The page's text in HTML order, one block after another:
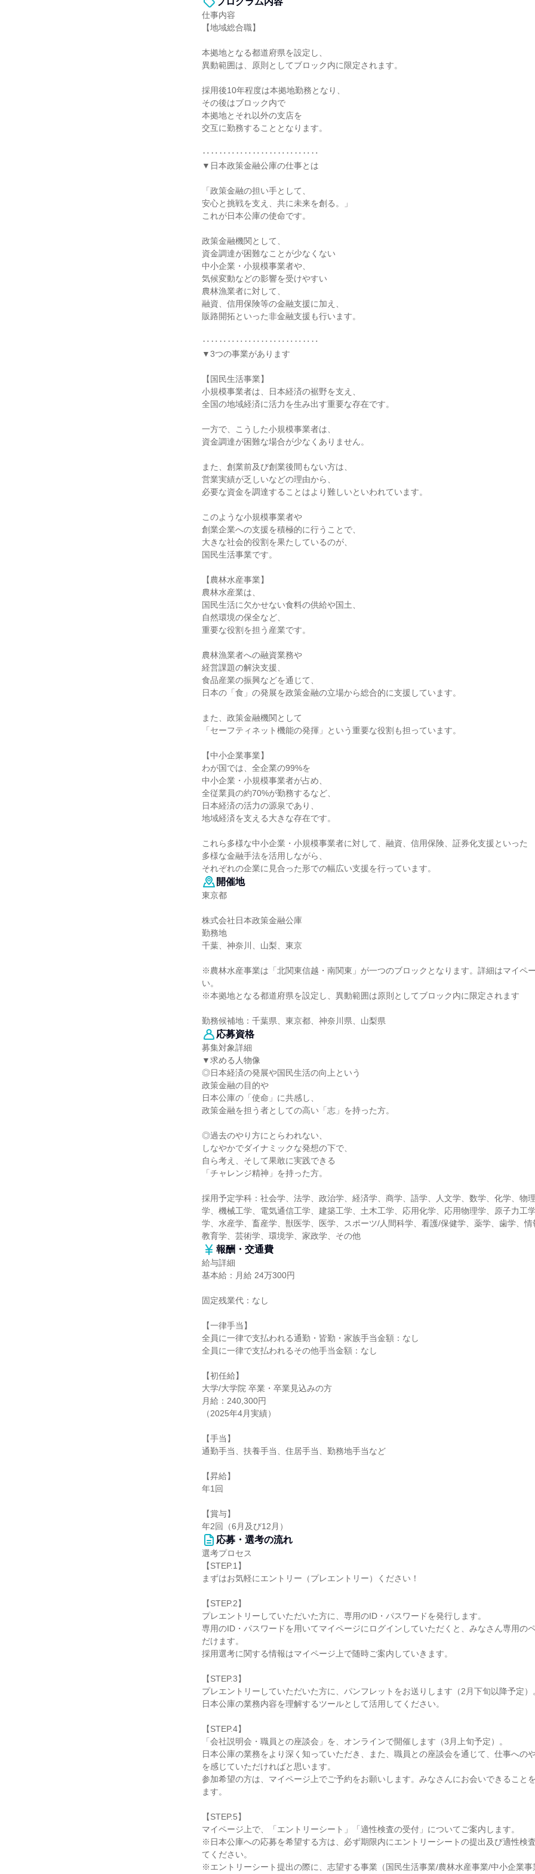
仕事内容
【地域総合職】
本拠地となる都道府県を設定し、
異動範囲は、原則としてブロック内に限定されます。
採用後10年程度は本拠地勤務となり、
その後はブロック内で
本拠地とそれ以外の支店を
交互に勤務することとなります。
‥‥‥‥‥‥‥‥‥‥‥‥‥‥
▼日本政策金融公庫の仕事とは
「政策金融の担い手として、
安心と挑戦を支え、共に未来を創る。」
これが日本公庫の使命です。
政策金融機関として、
資金調達が困難なことが少なくない
中小企業・小規模事業者や、
気候変動などの影響を受けやすい
農林漁業者に対して、
融資、信用保険等の金融支援に加え、
販路開拓といった非金融支援も行います。
‥‥‥‥‥‥‥‥‥‥‥‥‥‥
▼3つの事業があります
【国民生活事業】
小規模事業者は、日本経済の裾野を支え、
全国の地域経済に活力を生み出す重要な存在です。
一方で、こうした小規模事業者は、
資金調達が困難な場合が少なくありません。
また、創業前及び創業後間もない方は、
営業実績が乏しいなどの理由から、
必要な資金を調達することはより難しいといわれています。
このような小規模事業者や
創業企業への支援を積極的に行うことで、
大きな社会的役割を果たしているのが、
国民生活事業です。
【農林水産事業】
農林水産業は、
国民生活に欠かせない食料の供給や国土、
自然環境の保全など、
重要な役割を担う産業です。
農林漁業者への融資業務や
経営課題の解決支援、
食品産業の振興などを通じて、
日本の「食」の発展を政策金融の立場から総合的に支援しています。
また、政策金融機関として
「セーフティネット機能の発揮」という重要な役割も担っています。
【中小企業事業】
わが国では、全企業の99%を
中小企業・小規模事業者が占め、
全従業員の約70%が勤務するなど、
日本経済の活力の源泉であり、
地域経済を支える大きな存在です。
これら多様な中小企業・小規模事業者に対して、融資、信用保険、証券化支援といった
多様な金融手法を活用しながら、
それぞれの企業に見合った形での幅広い支援を行っています。
開催地
東京都
株式会社日本政策金融公庫
勤務地
千葉、神奈川、山梨、東京
※農林水産事業は「北関東信越・南関東」が一つのブロックとなります。詳細はマイペ
い。
※本拠地となる都道府県を設定し、異動範囲は原則としてブロック内に限定されます
勤務候補地：千葉県、東京都、神奈川県、山梨県
応募資格
募集対象詳細
▼求める人物像
◎日本経済の発展や国民生活の向上という
政策金融の目的や
日本公庫の「使命」に共感し、
政策金融を担う者としての高い「志」を持った方。
◎過去のやり方にとらわれない、
しなやかでダイナミックな発想の下で、
自ら考え、そして果敢に実践できる
「チャレンジ精神」を持った方。
採用予定学科：社会学、法学、政治学、経済学、商学、語学、人文学、数学、化学、物
学、機械工学、電気通信工学、建築工学、土木工学、応用化学、応用物理学、原子力工
学、水産学、畜産学、獣医学、医学、スポーツ/人間科学、看護/保健学、薬学、歯学、情
教育学、芸術学、環境学、家政学、その他
報酬・交通費
給与詳細
基本給：月給 24万300円
固定残業代：なし
【一律手当】
全員に一律で支払われる通勤・皆勤・家族手当金額：なし
全員に一律で支払われるその他手当金額：なし
【初任給】
大学/大学院 卒業・卒業見込みの方
月給：240,300円
（2025年4月実績）
【手当】
通勤手当、扶養手当、住居手当、勤務地手当など
【昇給】
年1回
【賞与】
年2回（6月及び12月）
応募・選考の流れ
選考プロセス
【STEP.1】
まずはお気軽にエントリー（プレエントリー）ください！
【STEP.2】
プレエントリーしていただいた方に、専用のID・パスワードを発行します。
専用のID・パスワードを用いてマイページにログインしていただくと、みなさん専用の
だけます。
採用選考に関する情報はマイページ上で随時ご案内していきます。
【STEP.3】
プレエントリーしていただいた方に、パンフレットをお送りします（2月下旬以降予定）
日本公庫の業務内容を理解するツールとして活用してください。
【STEP.4】
「会社説明会・職員との座談会」を、オンラインで開催します（3月上旬予定）。
日本公庫の業務をより深く知っていただき、また、職員との座談会を通じて、仕事への
を感じていただければと思います。
参加希望の方は、マイページ上でご予約をお願いします。みなさんにお会いできること
ます。
【STEP.5】
マイページ上で、「エントリーシート」「適性検査の受付」についてご案内します。
※日本公庫への応募を希望する方は、必ず期限内にエントリーシートの提出及び適性検
てください。
※エントリーシート提出の際に、志望する事業（国民生活事業/農林水産事業/中小企業事